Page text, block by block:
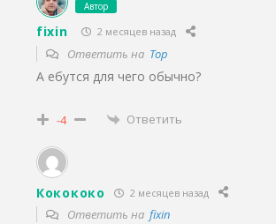
Автор
fixin 2 месяцев назад
Ответить на Тор
А ебутся для чего обычно?
-4 Ответить
Кокококо 2 месяцев назад
Ответить на fixin